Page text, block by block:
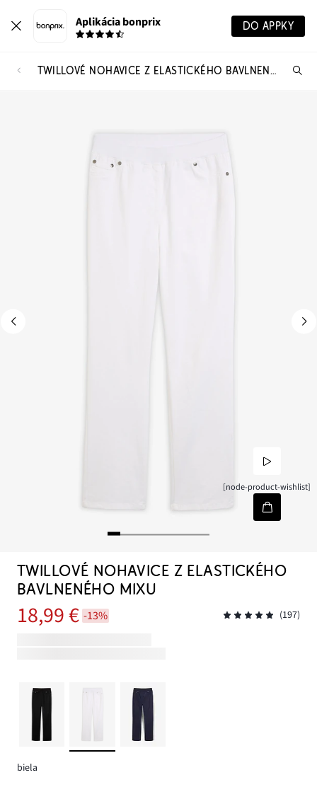
Aplikácia bonprix DO APPKY
TWILLOVÉ NOHAVICE Z ELASTICKÉHO BAVLNENÉHO MIXU
[node-product-wishlist]
TWILLOVÉ NOHAVICE Z ELASTICKÉHO
BAVLNENÉHO MIXU
18,99 € -13% (197)
biela